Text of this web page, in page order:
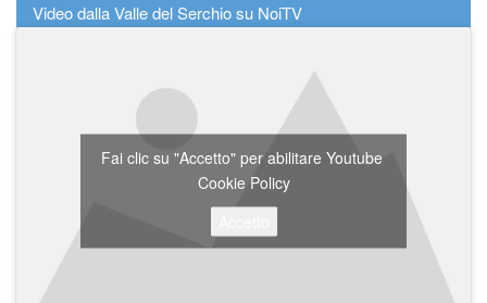
Video dalla Valle del Serchio su NoiTV
Fai clic su "Accetto" per abilitare Youtube
Cookie Policy